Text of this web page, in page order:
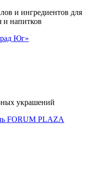
и ингредиентов для
и напитков
Юг»
украшений
FORUM PLAZA